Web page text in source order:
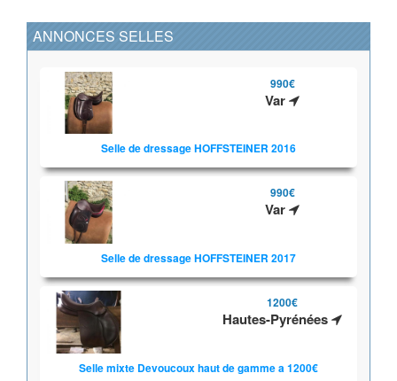
ANNONCES SELLES
990€
Var
Selle de dressage HOFFSTEINER 2016
990€
Var
Selle de dressage HOFFSTEINER 2017
1200€
Hautes-Pyrénées
Selle mixte Devoucoux haut de gamme a 1200€